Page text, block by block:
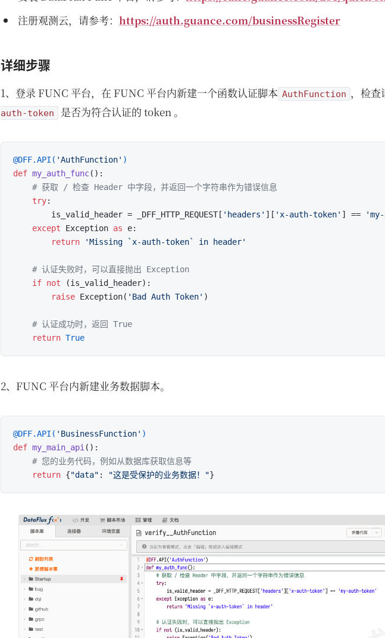
注册观测云，请参考： https://auth.guance.com/businessRegister
详细步骤
1、登录 FUNC 平台，在 FUNC 平台内新建一个函数认证脚本 AuthFunction ，检查
auth-token
是否为符合认证的 token 。
@DFF.API( 'AuthFunction' )
def my_auth_func():
# 获取 / 检查 Header 中字段，并返回一个字符串作为错误信息
try:
        is_valid_header = _DFF_HTTP_REQUEST[
'headers' ][ 'x-auth-token' ] ==
except Exception as e:
return
'Missing `x-auth-token` in header'
# 认证失败时，可以直接抛出 Exception
if not (is_valid_header):
raise Exception( 'Bad Auth Token' )
# 认证成功时，返回 True
return True
2、FUNC 平台内新建业务数据脚本。
@DFF.API( 'BusinessFunction' )
def my_main_api ():
# 您的业务代码，例如从数据库获取信息等
return {"data" : "这是受保护的业务数据！"